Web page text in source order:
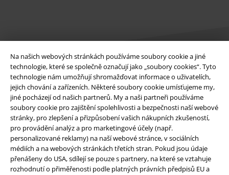
Na našich webových stránkách používáme soubory cookie a jiné
technologie, které se společně označují jako „soubory cookies“. Tyto
technologie nám umožňují shromažďovat informace o uživatelích,
jejich chování a zařízeních. Některé soubory cookie umísťujeme my,
jiné pocházejí od našich partnerů. My a naši partneři používáme
soubory cookie pro zajištění spolehlivosti a bezpečnosti naší webové
stránky, pro zlepšení a přizpůsobení vašich nákupních zkušeností,
pro provádění analýz a pro marketingové účely (např.
personalizované reklamy) na naší webové stránce, v sociálních
médiích a na webových stránkách třetích stran. Pokud jsou údaje
přenášeny do USA, sdílejí se pouze s partnery, na které se vztahuje
rozhodnutí o přiměřenosti podle platných právních předpisů EU a
Právní informace
Podmínky
Prohlášení
Ochrana osobních údajů